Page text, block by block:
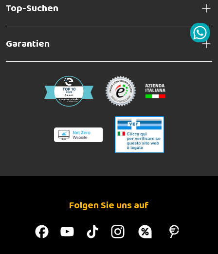
Top-Suchen
Garantien
Folgen Sie uns auf